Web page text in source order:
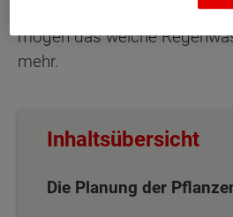
bereits Regenwasser zu
mögen das weiche
mehr.
Inhaltsübersicht
Die Planung der